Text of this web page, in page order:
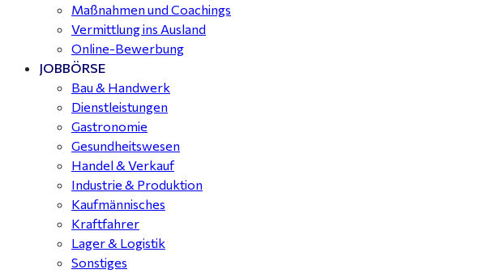
Maßnahmen und Coachings
Vermittlung ins Ausland
Online-Bewerbung
JOBBÖRSE
Bau & Handwerk
Dienstleistungen
Gastronomie
Gesundheitswesen
Handel & Verkauf
Industrie & Produktion
Kaufmännisches
Kraftfahrer
Lager & Logistik
Sonstiges